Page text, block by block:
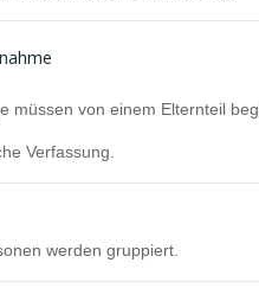
müssen von einem Elternteil
Verfassung.
werden gruppiert.